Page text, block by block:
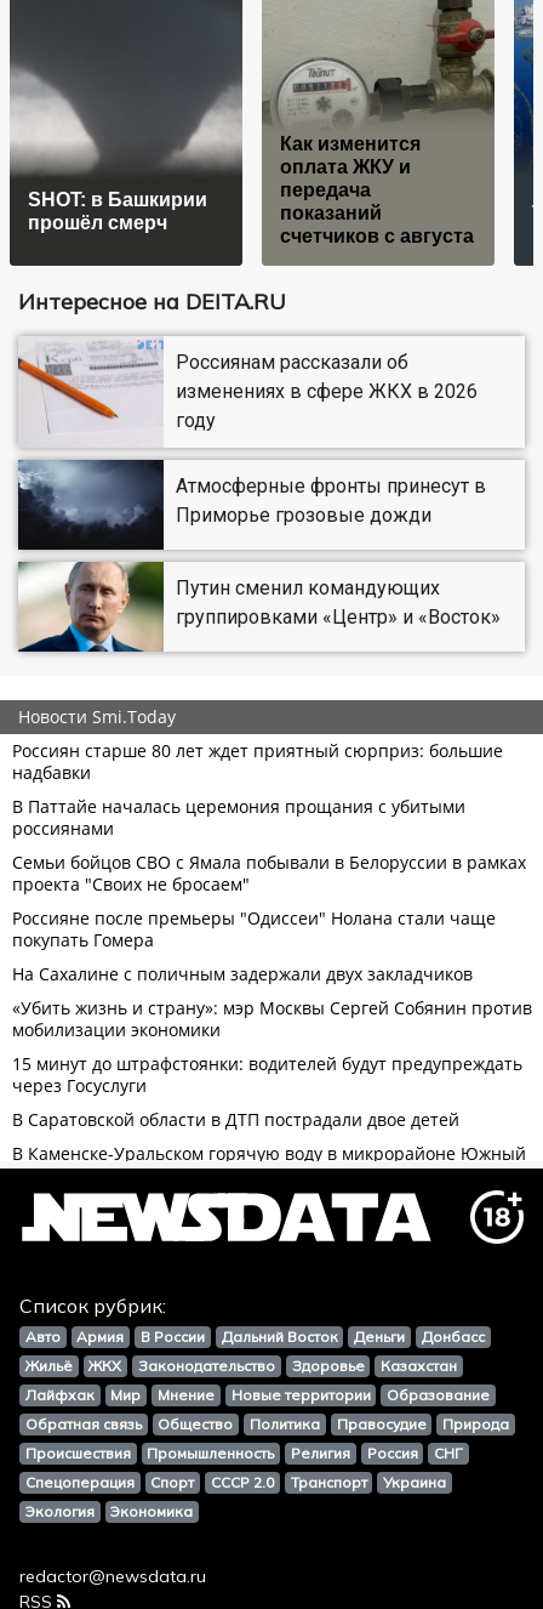
SHOT: в Башкирии
прошёл смерч
Как изменится
оплата ЖКУ и
передача
показаний
счетчиков с августа
Интересное на DEITA.RU
Россиянам рассказали об
изменениях в сфере ЖКХ в 2026
году
Атмосферные фронты принесут в
Приморье грозовые дожди
Путин сменил командующих
группировками «Центр» и «Восток»
Список рубрик:
Авто Армия В России Дальний Восток Деньги
Донбасс
Жильё
ЖКХ Законодательство Здоровье
Казахстан
Лайфхак
Мир Мнение Новые территории
Образование
Обратная связь
Общество Политика Правосудие
Природа
Происшествия
Промышленность Религия Россия
СНГ
Спецоперация
Спорт СССР 2.0 Транспорт
Украина
Экология
Экономика
redactor@newsdata.ru
RSS